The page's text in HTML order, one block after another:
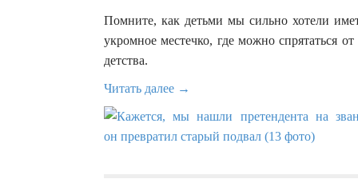
Помните, как детьми мы сильно хотели
укромное местечко, где можно спрятаться
детства.
Читать далее →